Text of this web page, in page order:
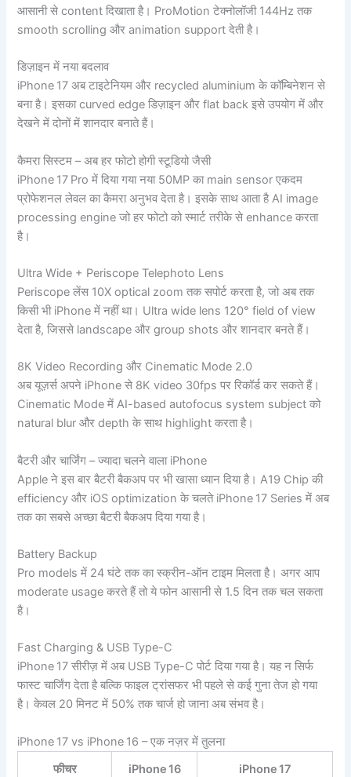
आसानी से content दिखाता है। ProMotion टेक्नोलॉजी 144Hz तक
smooth scrolling और animation support देती है।
डिज़ाइन में नया बदलाव
iPhone 17 अब टाइटेनियम और recycled aluminium के कॉम्बिनेशन से
बना है। इसका curved edge डिज़ाइन और flat back इसे उपयोग में और
देखने में दोनों में शानदार बनाते हैं।
कैमरा सिस्टम – अब हर फोटो होगी स्टूडियो जैसी
iPhone 17 Pro में दिया गया नया 50MP का main sensor एकदम
प्रोफेशनल लेवल का कैमरा अनुभव देता है। इसके साथ आता है AI image
processing engine जो हर फोटो को स्मार्ट तरीके से enhance करता
है।
Ultra Wide + Periscope Telephoto Lens
Periscope लेंस 10X optical zoom तक सपोर्ट करता है, जो अब तक
किसी भी iPhone में नहीं था। Ultra wide lens 120° field of view
देता है, जिससे landscape और group shots और शानदार बनते हैं।
8K Video Recording और Cinematic Mode 2.0
अब यूज़र्स अपने iPhone से 8K video 30fps पर रिकॉर्ड कर सकते हैं।
Cinematic Mode में AI-based autofocus system subject को
natural blur और depth के साथ highlight करता है।
बैटरी और चार्जिंग – ज्यादा चलने वाला iPhone
Apple ने इस बार बैटरी बैकअप पर भी खासा ध्यान दिया है। A19 Chip की
efficiency और iOS optimization के चलते iPhone 17 Series में अब
तक का सबसे अच्छा बैटरी बैकअप दिया गया है।
Battery Backup
Pro models में 24 घंटे तक का स्क्रीन-ऑन टाइम मिलता है। अगर आप
moderate usage करते हैं तो ये फोन आसानी से 1.5 दिन तक चल सकता
है।
Fast Charging & USB Type-C
iPhone 17 सीरीज़ में अब USB Type-C पोर्ट दिया गया है। यह न सिर्फ
फास्ट चार्जिंग देता है बल्कि फाइल ट्रांसफर भी पहले से कई गुना तेज हो गया
है। केवल 20 मिनट में 50% तक चार्ज हो जाना अब संभव है।
iPhone 17 vs iPhone 16 – एक नज़र में तुलना
फीचर
iPhone 16 iPhone 17